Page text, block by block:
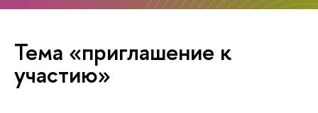
Тема «приглашение к
участию»